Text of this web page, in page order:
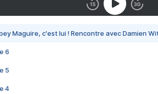
Maguire, c'est lui ! Rencontre avec Damien
6
5
4